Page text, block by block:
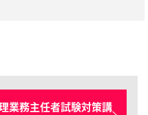
業務主任者試験対策講